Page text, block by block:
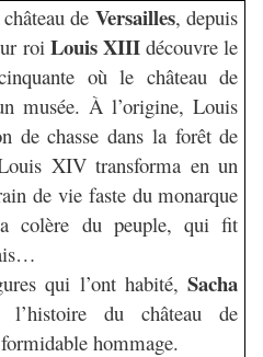
de Versailles, depuis
roi Louis XIIIdécouvre le
où le château de
musée. À l’origine, Louis
chasse dans la forêt de
XIV transforma en un
de vie faste du monarque
colère du peuple, qui fit
qui l’ont habité,Sacha
du château de
hommage.